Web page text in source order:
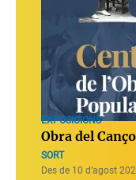
EXPOSICIONS
Obra del
SORT
Des de 10 d’agost